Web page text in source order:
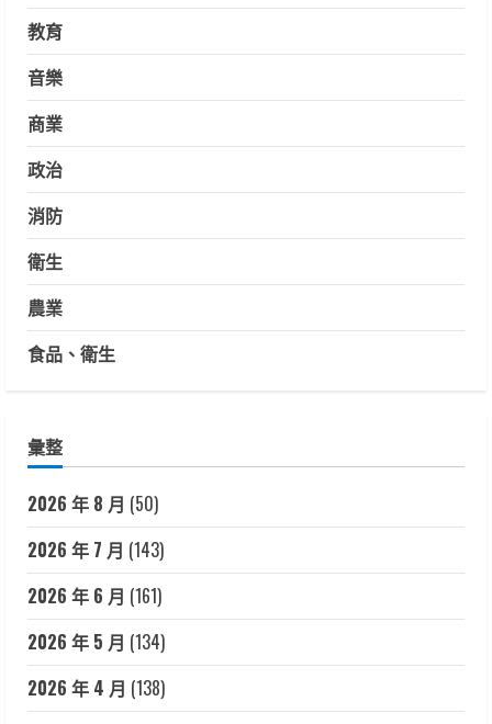
教育
音樂
商業
政治
消防
衛生
農業
食品、衛生
彙整
2026 年 8 月 (50)
2026 年 7 月 (143)
2026 年 6 月 (161)
2026 年 5 月 (134)
2026 年 4 月 (138)